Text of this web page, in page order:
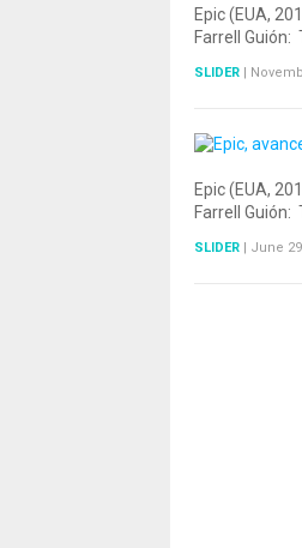
Epic (EUA,
Farrell Guión:
SLIDER |
Epic (EUA,
Farrell Guión:
SLIDER | June